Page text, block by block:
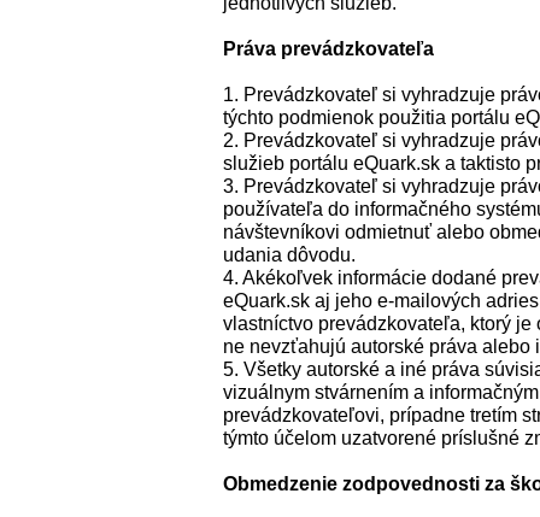
Práva prevádzkovateľa
1. Prevádzkovateľ si vyhradzuje
týchto podmienok použitia portálu
2. Prevádzkovateľ si vyhradzuje
služieb portálu eQuark.sk a taktisto
3. Prevádzkovateľ si vyhradzuje
používateľa do informačného
návštevníkovi odmietnuť alebo
udania dôvodu.
4. Akékoľvek informácie dodané
eQuark.sk aj jeho e-mailových
vlastníctvo prevádzkovateľa, ktorý
ne nevzťahujú autorské práva alebo
5. Všetky autorské a iné práva
vizuálnym stvárnením a
prevádzkovateľovi, prípadne tretím
týmto účelom uzatvorené príslušné
Obmedzenie zodpovednosti za